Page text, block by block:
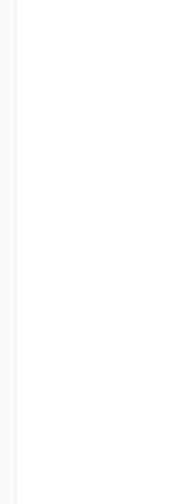
خانگی و صنعتی
شامل:
شده که فضای
جای بگیرد.
ذرات م علق، کلر،
کند.
تبدیل کرده
می‌کنید، بلکه از
بود. این